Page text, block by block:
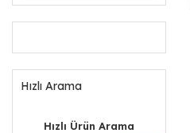
Hızlı Arama
Hızlı Ürün Arama